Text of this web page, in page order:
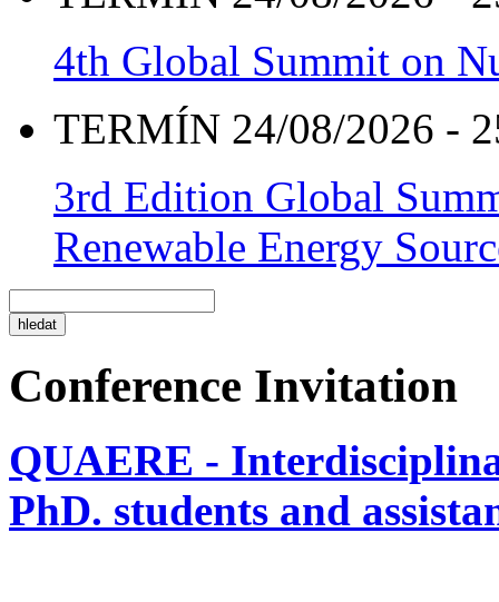
4th Global Summit on
TERMÍN 24/08/2026 -
3rd Edition Global
Renewable Energy
Conference Invitation
QUAERE -
PhD. students and